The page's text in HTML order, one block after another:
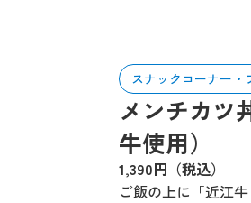
スナックコーナー・
メンチカツ
牛使用）
1,390円（税込）
ご飯の上に「近江